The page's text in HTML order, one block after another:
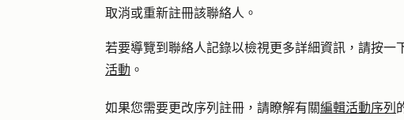
取消或重新註冊該聯絡人。
若要導覽到聯絡人記錄以檢視更多詳細資訊，請按一
活動 。
如果您需要更改序列註冊，請瞭解有關編輯活動序列